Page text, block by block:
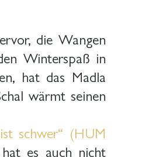
die Wangen
Winterspaß in
hat das Madla
wärmt seinen
schwer“ (HUM
es auch nicht